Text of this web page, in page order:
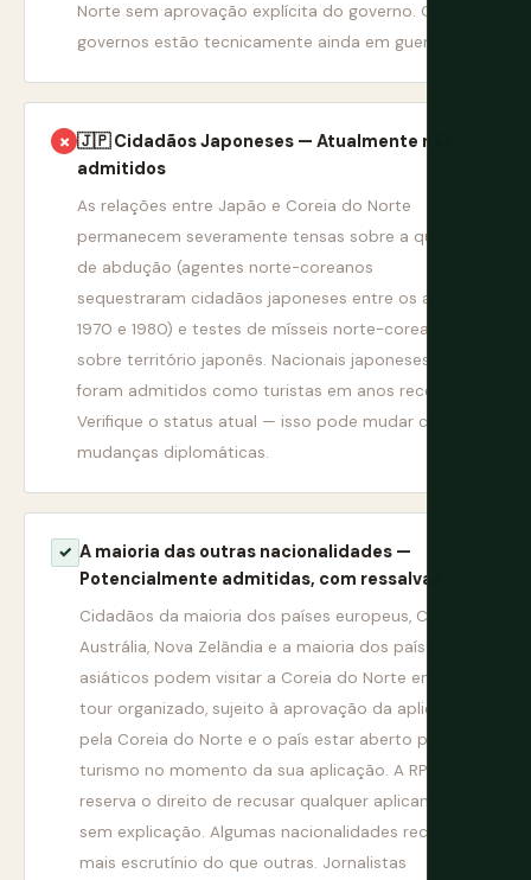
Norte sem aprovação explícita do governo. Os dois
governos estão tecnicamente ainda em guerra.
✗ 🇯🇵 Cidadãos Japoneses — Atualmente não
admitidos
As relações entre Japão e Coreia do Norte
permanecem severamente tensas sobre a questão
de abdução (agentes norte-coreanos
sequestraram cidadãos japoneses entre os anos
1970 e 1980) e testes de mísseis norte-coreanos
sobre território japonês. Nacionais japoneses não
foram admitidos como turistas em anos recentes.
Verifique o status atual — isso pode mudar com
mudanças diplomáticas.
✓ A maioria das outras nacionalidades —
Potencialmente admitidas, com ressalvas
Cidadãos da maioria dos países europeus, Canadá,
Austrália, Nova Zelândia e a maioria dos países
asiáticos podem visitar a Coreia do Norte em um
tour organizado, sujeito à aprovação da aplicação
pela Coreia do Norte e o país estar aberto para
turismo no momento da sua aplicação. A RPDC
reserva o direito de recusar qualquer aplicante
sem explicação. Algumas nacionalidades recebem
mais escrutínio do que outras. Jornalistas